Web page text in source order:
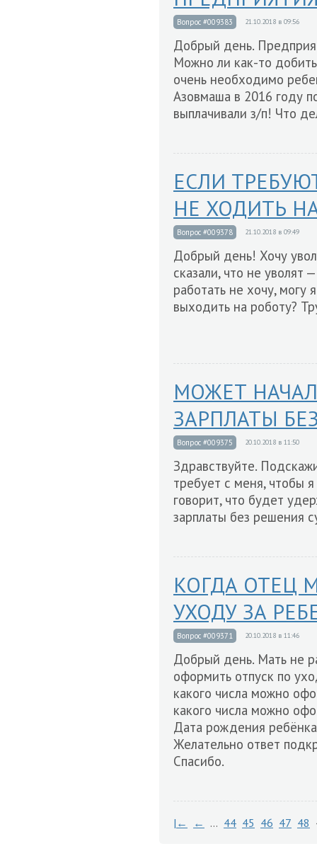
Вопрос #009383 21.10.2018 в 09:56
Добрый день.
Можно ли как-то
очень необходимо
Азовмаша в 2016 году
выплачивали з/п! Что
ЕСЛИ
НЕ ХОДИТЬ
Вопрос #009378 21.10.2018 в 09:49
Добрый день! Хочу
сказали, что не уволят
работать не хочу, могу
выходить на роботу?
МОЖЕТ
ЗАРПЛАТЫ
Вопрос #009375 20.10.2018 в 11:50
Здравствуйте.
требует с меня, чтобы
говорит, что будет
зарплаты без решения
КОГДА ОТЕЦ
УХОДУ ЗА
Вопрос #009371 20.10.2018 в 11:46
Добрый день. Мать не
оформить отпуск по
какого числа можно
какого числа можно
Дата рождения
Желательно ответ
Спасибо.
|← ← … 44 45 46 47 48